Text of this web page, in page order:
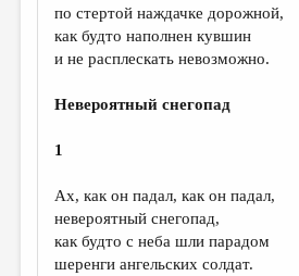
РЕДКОЛЛЕГИЯ
ОТ РЕДАКЦИИ
МАЛАЯ ПРОЗА
ЭССЕИСТИКА
ЛИТЕРАТУРОВЕДЕНИЕ
КУЛЬТУРОВЕДЕНИЕ
ПУБЛИЦИСТИКА
по стертой наждачке дорожной,
как будто наполнен кувшин
и не расплескать невозможно.
Невероятный снегопад
1
Ах, как он падал, как он падал,
невероятный снегопад,
как будто с неба шли парадом
шеренги ангельских солдат.